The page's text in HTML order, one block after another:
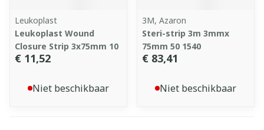
Leukoplast
Leukoplast Wound
Closure Strip 3x75mm 10
€ 11,52
Niet beschikbaar
3M, Azaron
Steri-strip 3m 3mmx
75mm 50 1540
€ 83,41
Niet beschikbaar